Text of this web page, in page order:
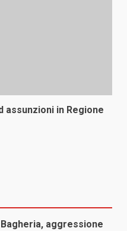
assunzioni in Regione
aggressione